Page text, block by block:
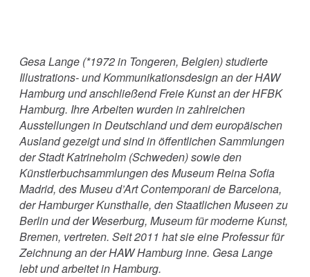
Gesa Lange (*1972 in Tongeren, Belgien) studierte
Illustrations- und Kommunikationsdesign an der HAW
Hamburg und anschließend Freie Kunst an der HFBK
Hamburg. Ihre Arbeiten wurden in zahlreichen
Ausstellungen in Deutschland und dem europäischen
Ausland gezeigt und sind in öffentlichen Sammlungen
der Stadt Katrineholm (Schweden) sowie den
Künstlerbuchsammlungen des Museum Reina Sofia
Madrid, des Museu d’Art Contemporani de Barcelona,
der Hamburger Kunsthalle, den Staatlichen Museen zu
Berlin und der Weserburg, Museum für moderne Kunst,
Bremen, vertreten. Seit 2011 hat sie eine Professur für
Zeichnung an der HAW Hamburg inne. Gesa Lange
lebt und arbeitet in Hamburg.